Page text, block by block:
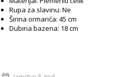
Rupa za slavinu: Ne
Širina ormarića: 45 cm
Dubina bazena: 18 cm